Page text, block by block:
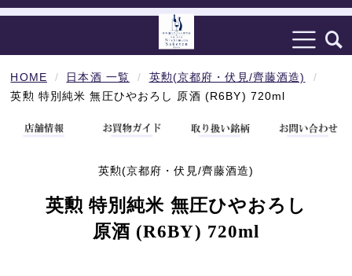
HOME 日本酒 一覧
英勲(京都府・伏見/齊藤酒造)
英勲 特別純米 無圧ひやおろし 原酒 (R6BY) 720ml
英勲(京都府・伏見/齊藤酒造)
英勲 特別純米 無圧ひやおろし
原酒 (R6BY) 720ml